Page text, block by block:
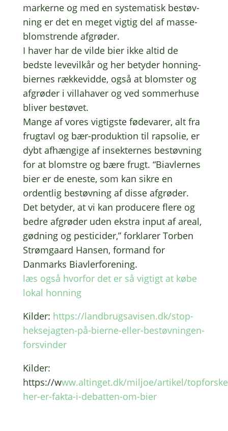
marker­ne og med en syste­ma­tisk bestøv­
ning er det en meget vigtig del af masse­
blom­stren­de afgrø­der.
I haver har de vilde bier ikke altid de
bedste leve­vil­kår og her bety­der honning­
bi­er­nes række­vid­de, også at blom­ster og
afgrø­der i villa­ha­ver og ved sommer­hu­se
bliver bestø­vet.
Mange af vores vigtig­ste føde­va­rer, alt fra
frug­tavl og bær-produk­tion til rapso­lie, er
dybt afhæn­gi­ge af insek­ter­nes bestøv­ning
for at blom­stre og bære frugt. “Biav­ler­nes
bier er de eneste, som kan sikre en
ordent­lig bestøv­ning af disse afgrø­der.
Det bety­der, at vi kan produ­ce­re flere og
bedre afgrø­der uden ekstra input af areal,
gødning og pesti­ci­der,” forkla­rer Torben
Strøm­gaard Hansen, formand for
Danmarks Biav­ler­for­e­ning.
læs også hvor­for det er så vigtigt at købe
lokal honning
Kilder: https://landbrugsavisen.dk/stop-
heksejagten-på-bierne-eller-bestøvningen-
forsvinder
Kilder:
https://www.altinget.dk/miljoe/artikel/
her-er-fakta-i-debatten-om-bier